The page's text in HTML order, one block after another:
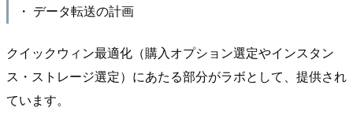
・ データ転送の計画
クイックウィン最適化（購入オプション選定やインスタン
ス・ストレージ選定）にあたる部分がラボとして、提供され
ています。